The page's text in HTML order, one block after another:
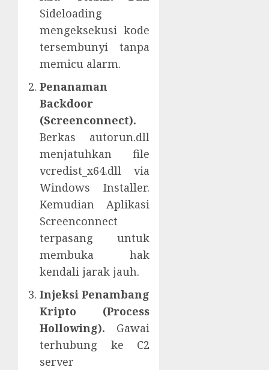
Sideloading
mengeksekusi kode
tersembunyi tanpa
memicu alarm.
Penanaman
Backdoor
(Screenconnect).
Berkas autorun.dll
menjatuhkan file
vcredist_x64.dll via
Windows Installer.
Kemudian Aplikasi
Screenconnect
terpasang untuk
membuka hak
kendali jarak jauh.
Injeksi Penambang
Kripto (Process
Hollowing). Gawai
terhubung ke C2
server